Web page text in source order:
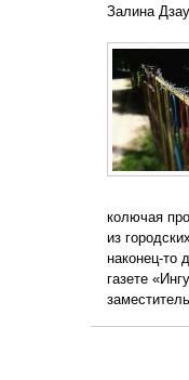
Залина
колючая
из
наконец-то
газете